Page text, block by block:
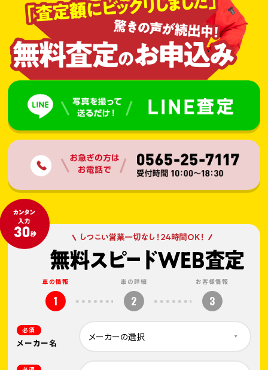
車の情報
1
車の詳細
2
お客様情報
3
必須
メーカー名